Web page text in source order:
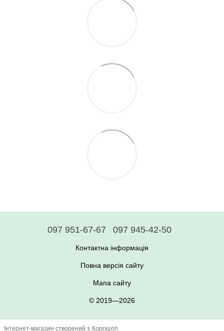
097 951-67-67 097 945-42-50
Контактна інформація
Повна версія сайту
Мапа сайту
© 2019—2026
Інтернет-магазин створений з Хорошоп